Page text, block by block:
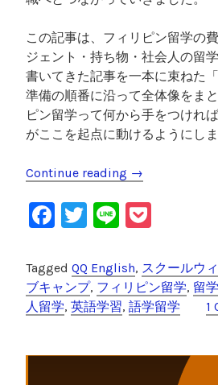
この記事は、フィリピン留学の
ジェント・持ち物・社会人の留
書いてきた記事を一本に束ねた
準備の順番に沿って全体像をま
ピン留学って何から手をつけれ
がここを起点に動けるようにしま
Continue reading “
ィ
リ
ン
留
学
→
F
c
e
b
T
tt
er
Li
e
c
k
et
Tagged QQ English, スクールウ
ブキャンプ, フィリピン留学, 留
人留学, 英語学習, 語学留学 1